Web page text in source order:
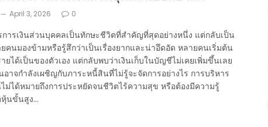
April 3, 2026 0
การเงินส่วนบุคคลเป็นทักษะชีวิตที่สำคัญที่สุดอย่างหนึ่ง แต่กลับเป็น
ยคนมองข้ามหรือรู้สึกว่าเป็นเรื่องยากและน่าอึดอัด หลายคนเริ่มต้น
ยได้เป็นของตัวเอง แต่กลับพบว่าเงินเก็บในบัญชีไม่เคยเพิ่มขึ้นเลย
อาจกำลังเผชิญกับภาระหนี้สินที่ไม่รู้จะจัดการอย่างไร การบริหาร
ไม่ได้หมายถึงการประหยัดจนชีวิตไร้ความสุข หรือต้องมีความรู้
หุ้นขั้นสูง…